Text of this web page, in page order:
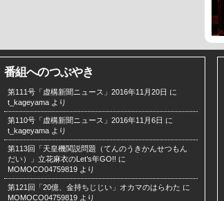
番組へのつぶやき
第111号「虚構新聞ニュース」2016年11月20日 に
t_kageyama より
第110号「虚構新聞ニュース」2016年11月6日 に
t_kageyama より
第113回「天皇機関説問題（てんのうきかんせつもん
だい）」立花麻衣のLet’s年GO!! に
MOMOCO04759819 より
第121回「20億、金持ちじじい」オカマのはらわた に
MOMOCO04759819 より